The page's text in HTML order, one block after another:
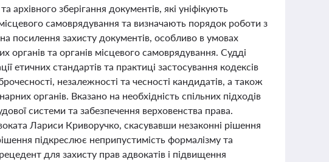
архівного зберігання документів, які уніфікують
самоврядування та визначають порядок роботи з
посилення захисту документів, особливо в умовах
та органів місцевого самоврядування. Судді
етичних стандартів та практиці застосування кодексів
незалежності та чесності кандидатів, а також
органів. Вказано на необхідність спільних підходів
системи та забезпечення верховенства права.
Лариси Криворучко, скасувавши незаконні рішення
підкреслює неприпустимість формалізму та
для захисту прав адвокатів і підвищення